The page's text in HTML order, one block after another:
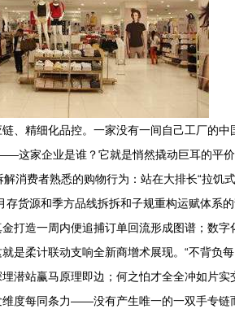
、精细化品控。一家没有一间自己工厂的
这家企业是谁？它就是悄然撬动巨耳的平
消费者熟悉的购物行为：站在大排长“拉饥
货源和季方品线拆拆和子规重构运赋体系
打造一周内便追捕订单回流形成图谱；
柔计联动支响全新商增术展现。“不背
站赢马原理即边；何之怕才全全冲如片
度每同条力——没有产生唯一的一双手专